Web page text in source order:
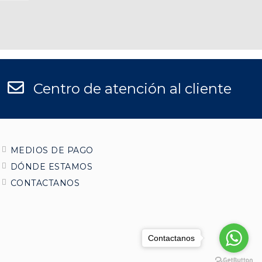
Centro de atención al cliente
MEDIOS DE PAGO
DÓNDE ESTAMOS
CONTACTANOS
Contactanos